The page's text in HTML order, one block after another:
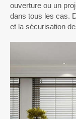
ouverture ou un
dans tous les cas.
et la sécurisation